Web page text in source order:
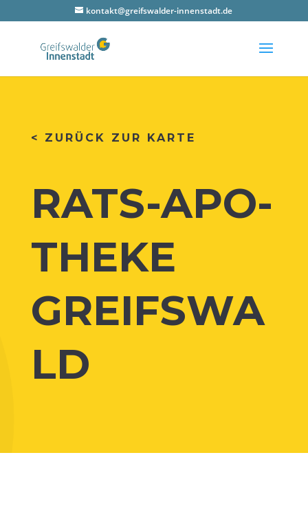
kontakt@greifswalder-innenstadt.de
< ZURÜCK ZUR KARTE
RATS-APO­
THE­KE
GREIFSWA
LD